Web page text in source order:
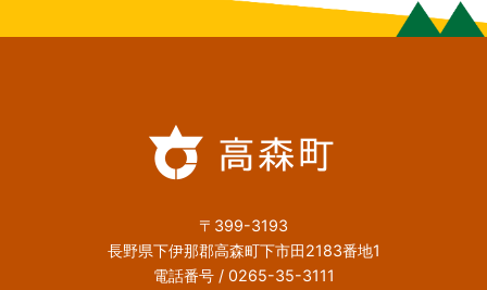
〒399-3193
長野県下伊那郡高森町下市田2183番地1
電話番号 / 0265-35-3111